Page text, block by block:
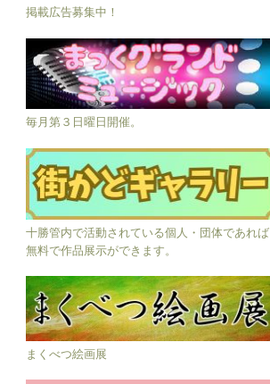
掲載広告募集中！
毎月第３日曜日開催。
十勝管内で活動されている個人・団体であれば
無料で作品展示ができます。
まくべつ絵画展